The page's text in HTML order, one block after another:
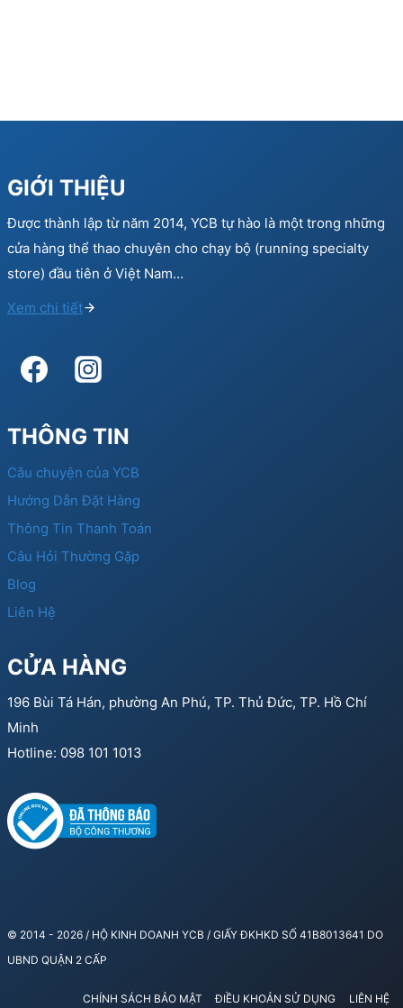
GIỚI THIỆU
Được thành lập từ năm 2014, YCB tự hào là một trong những
cửa hàng thể thao chuyên cho chạy bộ (running specialty
store) đầu tiên ở Việt Nam…
Xem chi tiết
THÔNG TIN
Câu chuyện của YCB
Hướng Dẫn Đặt Hàng
Thông Tin Thanh Toán
Câu Hỏi Thường Gặp
Blog
Liên Hệ
CỬA HÀNG
196 Bùi Tá Hán, phường An Phú, TP. Thủ Đức, TP. Hồ Chí
Minh
Hotline: 098 101 1013
© 2014 - 2026 / HỘ KINH DOANH YCB / GIẤY ĐKHKD SỐ 41B8013641 DO
UBND QUẬN 2 CẤP
CHÍNH SÁCH BẢO MẬT ĐIỀU KHOẢN SỬ DỤNG LIÊN HỆ